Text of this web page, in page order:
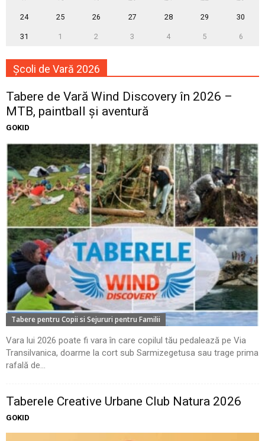
24 25 26 27 28 29 30
31 1 2 3 4 5 6
Școli de Vară 2026
Tabere de Vară Wind Discovery în 2026 –
MTB, paintball și aventură
GOKID
Tabere pentru Copii si Sejururi pentru Familii
Vara lui 2026 poate fi vara în care copilul tău pedalează pe Via
Transilvanica, doarme la cort sub Sarmizegetusa sau trage prima
rafală de...
Taberele Creative Urbane Club Natura 2026
GOKID